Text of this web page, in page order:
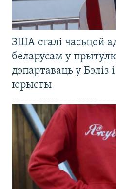
ЗША сталі часьцей
беларусам у
дэпартаваць у Бэліз
юрысты